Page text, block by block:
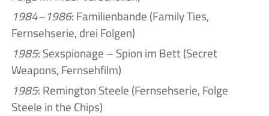
1984–1986: Familienbande (Family Ties,
Fernsehserie, drei Folgen)
1985: Sexspionage – Spion im Bett (Secret
Weapons, Fernsehfilm)
1985: Remington Steele (Fernsehserie, Folge
Steele in the Chips)